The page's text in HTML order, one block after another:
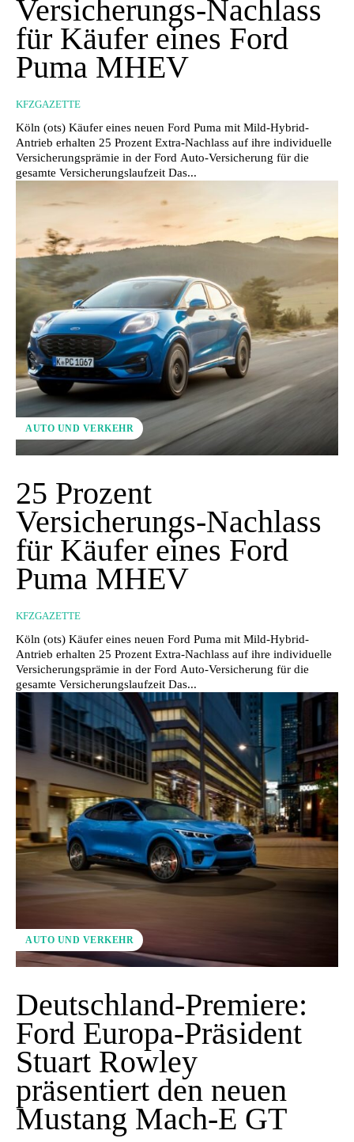
Versicherungs-Nachlass
für Käufer eines Ford
Puma MHEV
KFZGAZETTE
Köln (ots) Käufer eines neuen Ford Puma mit Mild-Hybrid-
Antrieb erhalten 25 Prozent Extra-Nachlass auf ihre individuelle
Versicherungsprämie in der Ford Auto-Versicherung für die
gesamte Versicherungslaufzeit Das...
AUTO UND VERKEHR
25 Prozent
Versicherungs-Nachlass
für Käufer eines Ford
Puma MHEV
KFZGAZETTE
Köln (ots) Käufer eines neuen Ford Puma mit Mild-Hybrid-
Antrieb erhalten 25 Prozent Extra-Nachlass auf ihre individuelle
Versicherungsprämie in der Ford Auto-Versicherung für die
gesamte Versicherungslaufzeit Das...
AUTO UND VERKEHR
Deutschland-Premiere:
Ford Europa-Präsident
Stuart Rowley
präsentiert den neuen
Mustang Mach-E GT